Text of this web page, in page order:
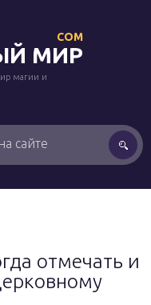
МИР
COM
магии и
отмечать и